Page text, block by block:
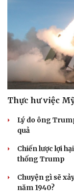
Thực hư việc
Lý do ông
quả
Chiến lược lợi
thống Trump
Chuyện gì sẽ
năm 1940?